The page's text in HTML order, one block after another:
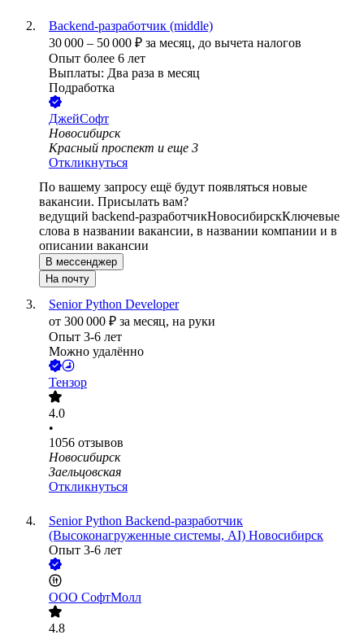
Backend-разработчик (middle)
30 000 – 50 000 ₽ за месяц, до вычета налогов
Опыт более 6 лет
Выплаты: Два раза в месяц
Подработка
ДжейСофт
Новосибирск
Красный проспект и еще 3
Откликнуться
По вашему запросу ещё будут появляться новые
вакансии. Присылать вам?
ведущий backend-разработчикНовосибирскКлючевые
слова в названии вакансии, в названии компании и в
описании вакансии
В мессенджер
На почту
Senior Python Developer
от 300 000 ₽ за месяц, на руки
Опыт 3-6 лет
Можно удалённо
Тензор
4.0
•
1056 отзывов
Новосибирск
Заельцовская
Откликнуться
Senior Python Backend-разработчик
(Высоконагруженные системы, AI) Новосибирск
Опыт 3-6 лет
ООО СофтМолл
4.8